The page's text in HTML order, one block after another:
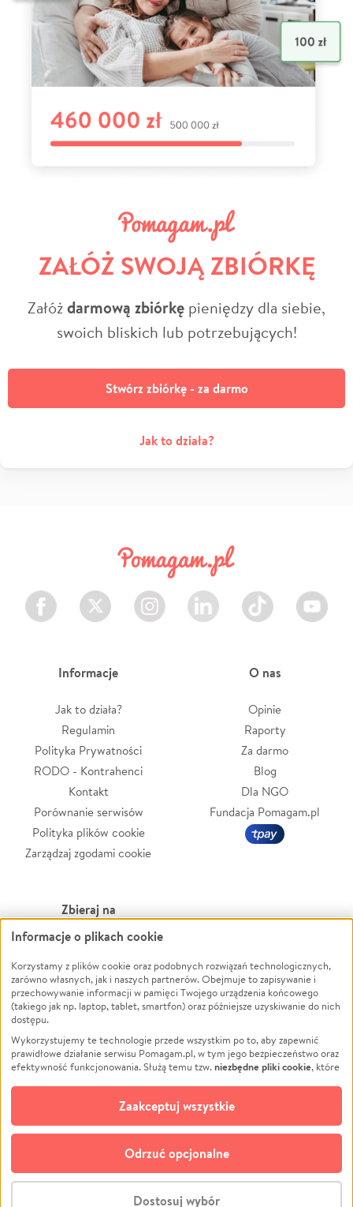
ZAŁÓŻ SWOJĄ ZBIÓRKĘ
Załóżdarmową zbiórkę pieniędzy dla siebie,
swoich bliskich lub potrzebujących!
Stwórz zbiórkę - za darmo
Jak to działa?
Facebook Twitter Instagram LinkedIn TikTok Youtube
Informacje
Jak to działa?
Regulamin
Polityka Prywatności
RODO - Kontrahenci
Kontakt
Porównanie serwisów
Polityka plików cookie
Zarządzaj zgodami cookie
O nas
Opinie
Raporty
Za darmo
Blog
Dla NGO
Fundacja Pomagam.pl
Zbieraj na
Leczenie
Zwierzęta
Pożar
Ukraina
Pomoc Finansowa
Projekty
Pogrzeb
Społeczność lokalna
Kultura
Powódź
Wichura
NGO
Edukacja
Podróż
Impreza
Ochrona środowiska
Biznes
© CROWDING SP. Z O.O.
Informacje o plikach cookie
Korzystamy z plików cookie oraz podobnych rozwiązań technologicznych,
zarówno własnych, jak i naszych partnerów. Obejmuje to zapisywanie i
przechowywanie informacji w pamięci Twojego urządzenia końcowego
(takiego jak np. laptop, tablet, smartfon) oraz późniejsze uzyskiwanie do nich
dostępu.
Wykorzystujemy te technologie przede wszystkim po to, aby zapewnić
prawidłowe działanie serwisu Pomagam.pl, w tym jego bezpieczeństwo oraz
efektywność funkcjonowania. Służą temu tzw.niezbędne pliki cookie, które
opcjonalnych plików cookie
technologii do celów analitycznych i retargetingowych. Możesz wyrazić
zgodę na ich stosowanie lub jej odmówić. W dowolnym momencie masz
możliwość zmiany swoich preferencji na stronie „Zarządzaj zgodami cookie”,
do której link znajdziesz w stopce serwisu Pomagam.pl. Opcjonalne pliki
cookie wykorzystywane są w następujących celach:
działanie serwisu Pomagam.pl. Dzięki nim możemy zrozumieć, jak
Dostosuj wybór
Odrzuć opcjonalne
Zaakceptuj wszystkie